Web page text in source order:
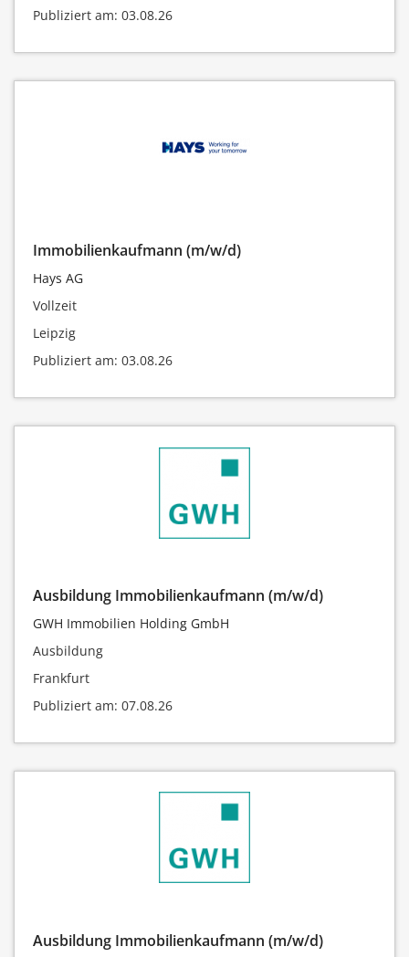
Publiziert am: 03.08.26
Immobilienkaufmann (m/w/d)
Hays AG
Vollzeit
Leipzig
Publiziert am: 03.08.26
Ausbildung Immobilienkaufmann (m/w/d)
GWH Immobilien Holding GmbH
Ausbildung
Frankfurt
Publiziert am: 07.08.26
Ausbildung Immobilienkaufmann (m/w/d)